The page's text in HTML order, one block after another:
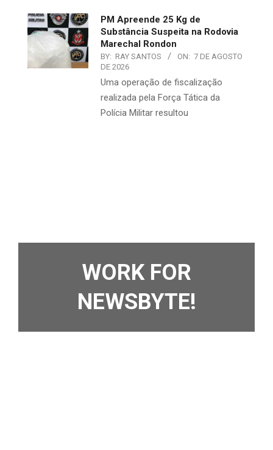
PM Apreende 25 Kg de
Substância Suspeita na Rodovia
Marechal Rondon
BY: RAY SANTOS ON: 7 DE AGOSTO
DE 2026
Uma operação de fiscalização
realizada pela Força Tática da
Polícia Militar resultou
WORK FOR
NEWSBYTE!